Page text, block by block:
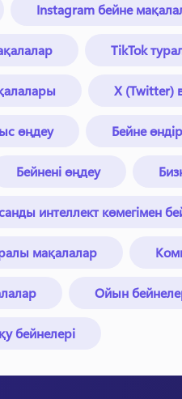
Instagram бейне
TikTok
X (Twitter)
өңдеу Бейне
Бейнені өңдеу
интеллект көмегімен
мақалалар
Ойын
бейнелері